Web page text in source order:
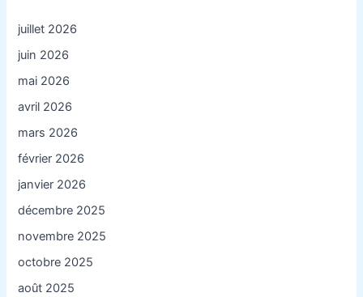
juillet 2026
juin 2026
mai 2026
avril 2026
mars 2026
février 2026
janvier 2026
décembre 2025
novembre 2025
octobre 2025
août 2025